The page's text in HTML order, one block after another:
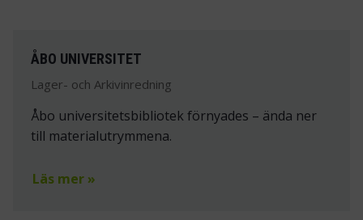
ÅBO UNIVERSITET
Lager- och Arkivinredning
Åbo universitetsbibliotek förnyades – ända ner
till materialutrymmena.
Läs mer »